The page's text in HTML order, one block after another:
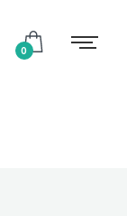
0